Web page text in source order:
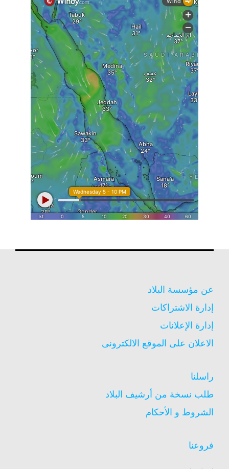
عن مؤسسة البلاد
إدارة الاشتراكات
إدارة الإعلانات
الاعلان على الموقع الالكترونى
راسلنا
طلب نسخة من أرشيف البلاد
الشروط و الأحكام
فروعنا